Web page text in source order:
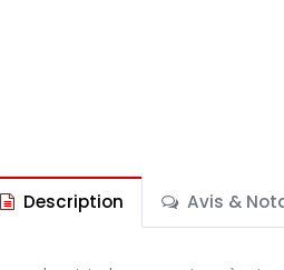
Description Avis &